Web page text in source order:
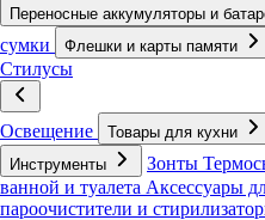
Переносные аккумуляторы и
сумки
Флешки и карты памяти
Стилусы
Освещение Товары для кухни
Инструменты Зонты
ванной и туалета Аксессуары
пароочистители и